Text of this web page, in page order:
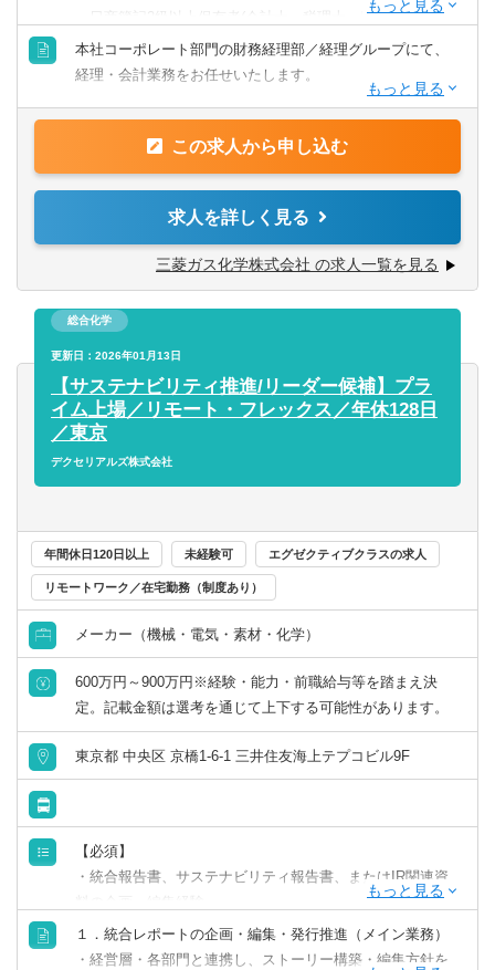
・日商簿記2級以上保有者(会計士・税理士・USCPAも可)
■歓迎条件
・英語力(目安：TOEIC700以上もしくは同等の英語力)
本社コーポレート部門の財務経理部／経理グループにて、
経理・会計業務をお任せいたします。
具体的には一
般会計(会計伝票の起票・チェック・残高管理)
四半期決算
財務諸表の作成・分析
連結管理会計(業績評価、事業部門や海外を含む子会社との
税務申請、移転価格文書作成、移転価格税務リスクの低
減、税務調査対応
経理システム・会計システム運用、グループ会社へのシス
テム展開
※上記のいずれかを担当いただきます。
各工場や関連会社の経理キーパーソン
事業管理・事業企画・経営企画・IR・財務などの計数管理
を軸にした業務
社後の流れ
配属後はOJTにて業務の流れを学びます。徐々にできる範
囲を広げ、ご自身のアイデアを発信することで組織活性化
に繋げていただければと思います。
【雇入れ直後】上記業務
【変更の範囲】会社の定める業務
◎安定した環境で長年在籍する社員も多数、新卒・中途隔
てなく働きやすい環境
◎入社6か月後はチーム状況により、週3日程度のリモート
ワークも可能
この求人から申し込む
求人を詳しく見る
三菱ガス化学株式会社 の求人一覧を見る
総合化学
更新日：2026年01月13日
【サステナビリティ推進/リーダー候補】プラ
イム上場／リモート・フレックス／年休128日
／東京
デクセリアルズ株式会社
年間休日120日以上 未経験可 エグゼクティブクラスの求人
リモートワーク／在宅勤務（制度あり）
メーカー（機械・電気・素材・化学）
600万円～900万円※経験・能力・前職給与等を踏まえ決
定。記載金額は選考を通じて上下する可能性があります。
東京都 中央区 京橋1-6-1 三井住友海上テプコビル9F
【必須】
・統合報告書、サステナビリティ報告書、またはIR関連資
・社内外ステークホルダーと協働し、関係部門を巻き込め
るコミュニケーション能力
１．統合レポートの企画・編集・発行推進（メイン業務）
・経営層・各部門と連携し、ストーリー構築・編集方針を